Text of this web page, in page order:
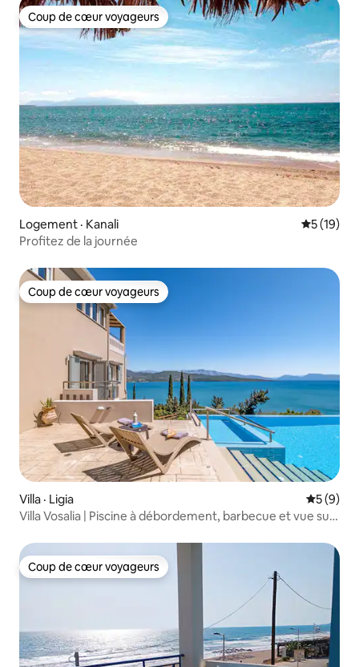
Coup de cœur voyageurs
Coup de cœur voyageurs
Logement · Kanali Note
5 (19)
Profitez de la journée
Coup de cœur voyageurs
Coup de cœur voyageurs
Villa · Ligia Note
5 (9)
Villa Vosalia | Piscine à débordement, barbecue et vue sur
Coup de cœur voyageurs
Coup de cœur voyageurs